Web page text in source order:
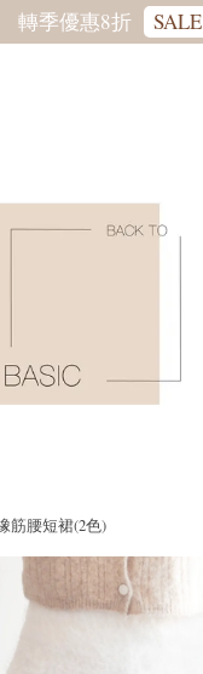
轉季優惠8折 SALE
筋腰短裙(2色)